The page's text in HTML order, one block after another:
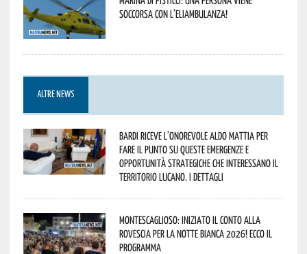
soccorsa con l’eliambulanza!
ALTRE NEWS
Bardi riceve l’onorevole Aldo Mattia per
fare il punto su queste emergenze e
opportunità strategiche che interessano il
territorio lucano. I dettagli
Montescaglioso: iniziato il conto alla
rovescia per la Notte Bianca 2026! Ecco il
programma